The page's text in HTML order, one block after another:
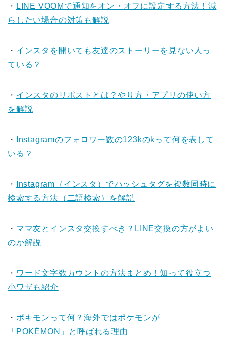
・ LINE VOOMで通知をオン・オフに設定する方法！減
らしたい場合の対策も解説
・ インスタを開いても友達のストーリーを見ない人っ
ている？
・ インスタのリポストとは？やり方・アプリの使い方
を解説
・
Instagramのフォロワー数の123kのkって何を表して
いる？
・
Instagram（インスタ）でハッシュタグを複数同時に
検索する方法（二語検索）を解説
・ ママ友とインスタ交換すべき？LINE交換の方がよい
のか解説
・ ワード文字数カウントの方法まとめ！知って役立つ
小ワザも紹介
・ ポキモンって何？海外ではポケモンが
「POKÉMON」と呼ばれる理由